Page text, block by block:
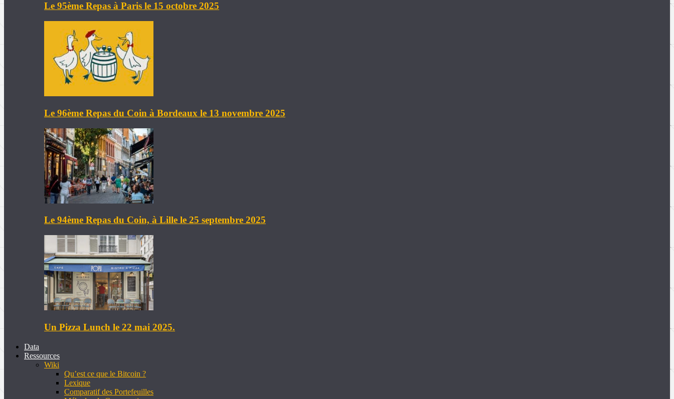
Le 95ème Repas à Paris le 15 octobre 2025
Le 96ème Repas du Coin à Bordeaux le 13 novembre 2025
Le 94ème Repas du Coin, à Lille le 25 septembre 2025
Un Pizza Lunch le 22 mai 2025.
Data
Ressources
Wiki
Qu’est ce que le Bitcoin ?
Lexique
Comparatif des Portefeuilles